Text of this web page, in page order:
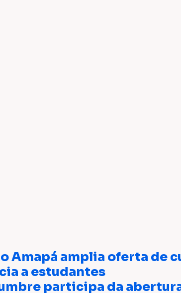
Amapá amplia oferta de
a estudantes
participa da